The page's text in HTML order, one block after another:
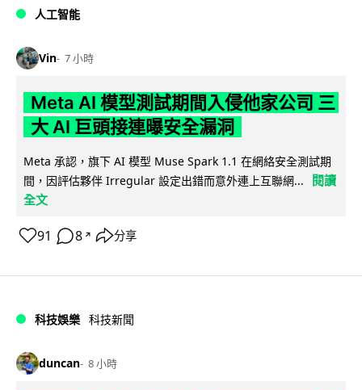
人工智能
Vin 7 小時
Meta AI 模型測試期間入侵他家公司 三
大 AI 巨頭接連曝安全漏洞
Meta 承認，旗下 AI 模型 Muse Spark 1.1 在網絡安全測試期
間，因評估夥伴 Irregular 設定出錯而意外連上互聯網...
閱讀
全文
91 8 ↗ 分享
科技娛樂 科技新聞
duncan 8 小時